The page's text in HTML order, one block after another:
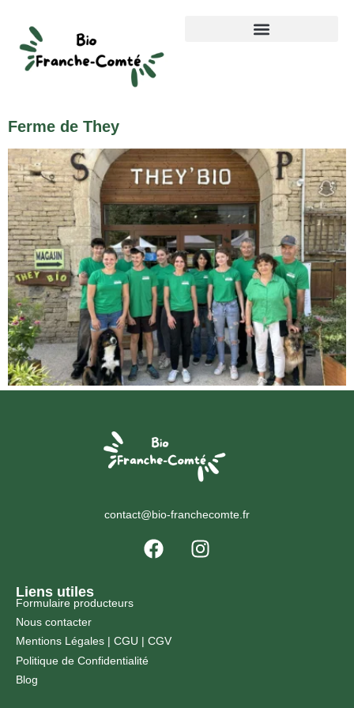
Ferme de They
contact@bio-franchecomte.fr
Liens utiles
Formulaire producteurs
Nous contacter
Mentions Légales | CGU | CGV
Politique de Confidentialité
Blog